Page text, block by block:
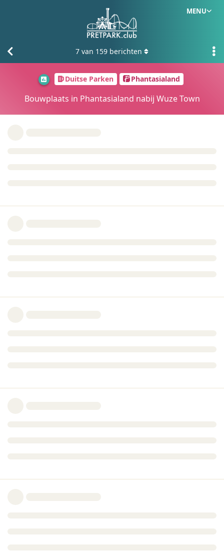
MENU
Duitse Parken Phantasialand
Bouwplaats in Phantasialand nabij Wuze Town
7 van 159 berichten